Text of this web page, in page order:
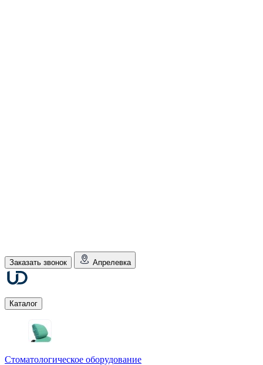
Заказать звонок Апрелевка
Каталог
Стоматологическое оборудование